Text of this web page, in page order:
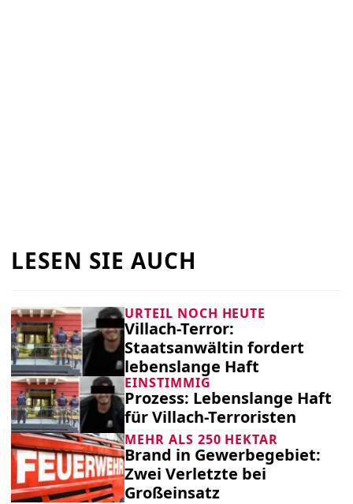
LESEN SIE AUCH
URTEIL NOCH HEUTE
Villach-Terror:
Staatsanwältin fordert
lebenslange Haft
EINSTIMMIG
Prozess: Lebenslange Haft
für Villach-Terroristen
MEHR ALS 250 HEKTAR
Brand in Gewerbegebiet:
Zwei Verletzte bei
Großeinsatz